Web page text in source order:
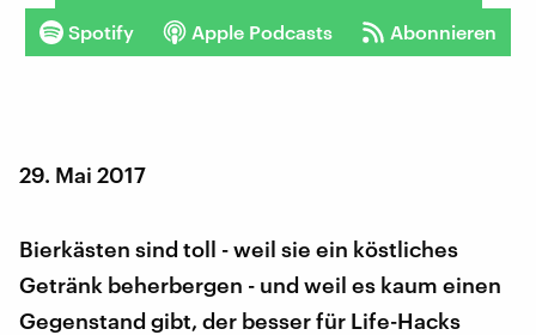
Spotify Apple Podcasts Abonnieren
29. Mai 2017
Bierkästen sind toll - weil sie ein köstliches
Getränk beherbergen - und weil es kaum einen
Gegenstand gibt, der besser für Life-Hacks